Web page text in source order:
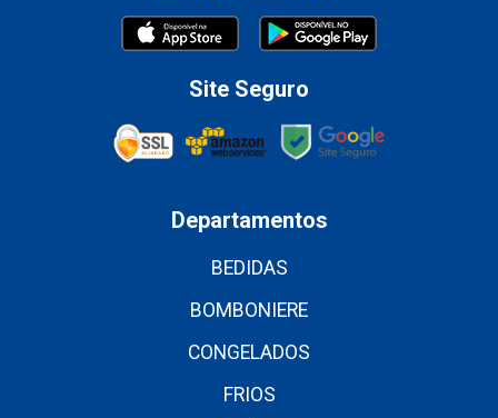
Site Seguro
Departamentos
BEDIDAS
BOMBONIERE
CONGELADOS
FRIOS